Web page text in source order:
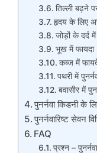
तिल्ली बढ़ने
हृदय के लिए
जोड़ों के दर्द
भूख में फायदा
कब्ज में
पथरी में
बवासीर में
पुनर्नवा किडनी के
पुनर्नवारिष्ट सेवन
FAQ
प्रश्न –